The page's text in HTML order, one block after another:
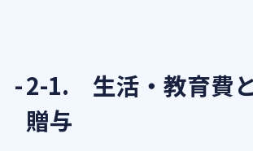
2-1. 生活・教育費
贈与